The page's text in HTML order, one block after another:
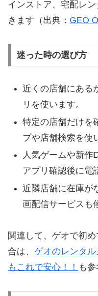
インストア、宅配レ
きます（出典： GEO
迷った時の選び方
近くの店舗にある
リを使います。
特定の店舗だけを
プや店舗検索を使
人気ゲームや新作
アプリ確認後に電
近隣店舗に在庫が
画配信サービスも
関連して、ゲオで初
合は、 ゲオのレンタ
もこれで安心！！ も参